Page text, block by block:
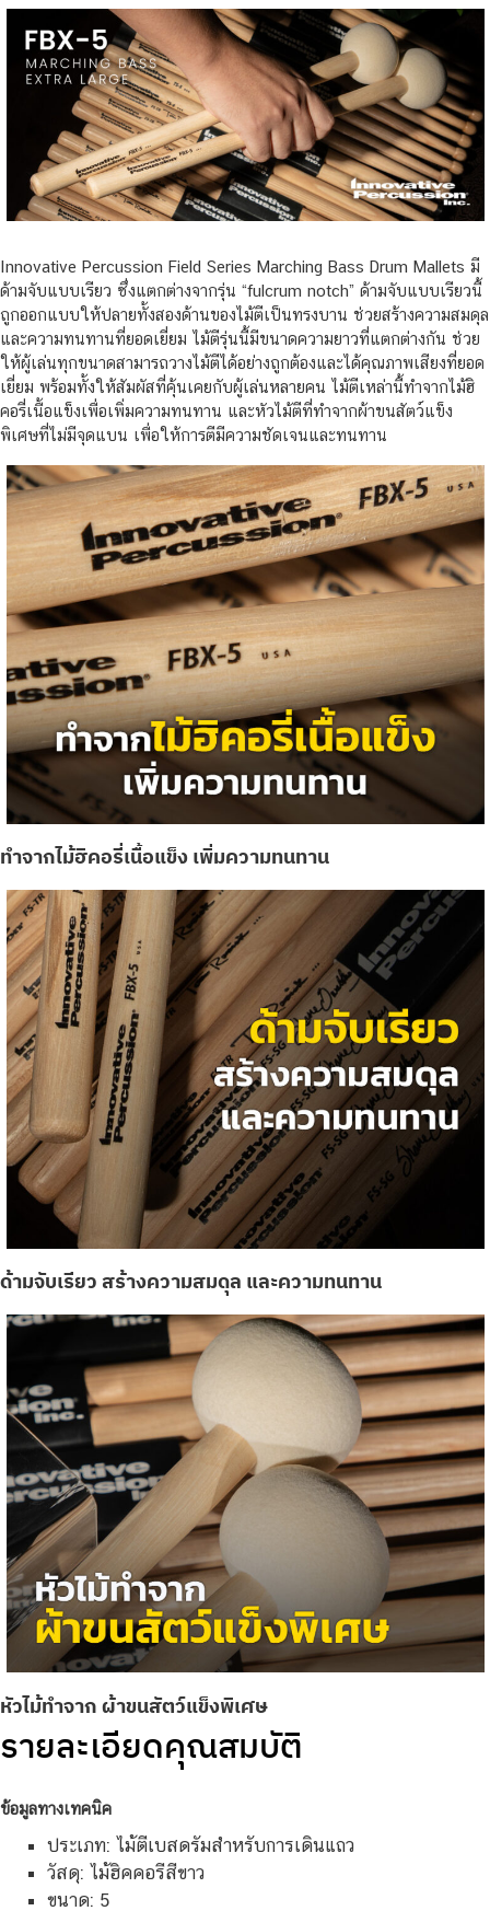
Innovative Percussion Field Series Marching Bass Drum Mallets มี
ด้ามจับแบบเรียว ซึ่งแตกต่างจากรุ่น “fulcrum notch” ด้ามจับแบบเรียวนี้
ถูกออกแบบให้ปลายทั้งสองด้านของไม้ตีเป็นทรงบาน ช่วยสร้างความสมดุล
และความทนทานที่ยอดเยี่ยม ไม้ตีรุ่นนี้มีขนาดความยาวที่แตกต่างกัน ช่วย
ให้ผู้เล่นทุกขนาดสามารถวางไม้ตีได้อย่างถูกต้องและได้คุณภาพเสียงที่ยอด
เยี่ยม พร้อมทั้งให้สัมผัสที่คุ้นเคยกับผู้เล่นหลายคน ไม้ตีเหล่านี้ทำจากไม้ฮิ
คอรี่เนื้อแข็งเพื่อเพิ่มความทนทาน และหัวไม้ตีที่ทำจากผ้าขนสัตว์แข็ง
พิเศษที่ไม่มีจุดแบน เพื่อให้การตีมีความชัดเจนและทนทาน
ทำจากไม้ฮิคอรี่เนื้อแข็ง เพิ่มความทนทาน
ด้ามจับเรียว สร้างความสมดุล และความทนทาน
หัวไม้ทำจาก ผ้าขนสัตว์แข็งพิเศษ
รายละเอียดคุณสมบัติ
ข้อมูลทางเทคนิค
ประเภท: ไม้ตีเบสดรัมสำหรับการเดินแถว
วัสดุ: ไม้ฮิคคอรีสีขาว
ขนาด: 5